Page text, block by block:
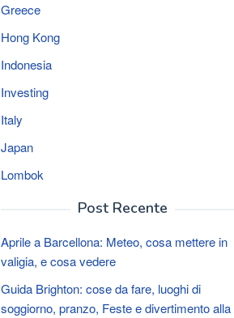
Greece
Hong Kong
Indonesia
Investing
Italy
Japan
Lombok
Post Recente
Aprile a Barcellona: Meteo, cosa mettere in
valigia, e cosa vedere
Guida Brighton: cose da fare, luoghi di
soggiorno, pranzo, Feste e divertimento alla